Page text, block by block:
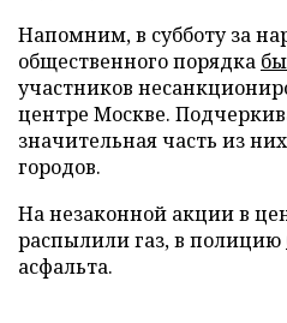
Напомним, в субботу за
общественного порядка
участников
центре Москве.
значительная часть из
городов.
На незаконной акции в
распылили газ, в полицию
асфальта.